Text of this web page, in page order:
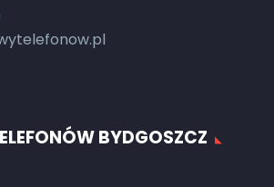
BYDGOSZCZ